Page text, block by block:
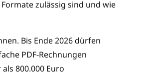
zulässig sind und wie
Bis Ende 2026 dürfen
PDF-Rechnungen
800.000 Euro